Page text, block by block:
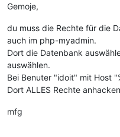
Gemoje,
du muss die Rechte für die
auch im php-myadmin.
Dort die Datenbank
auswählen.
Bei Benuter "idoit" mit Host
Dort ALLES Rechte
mfg